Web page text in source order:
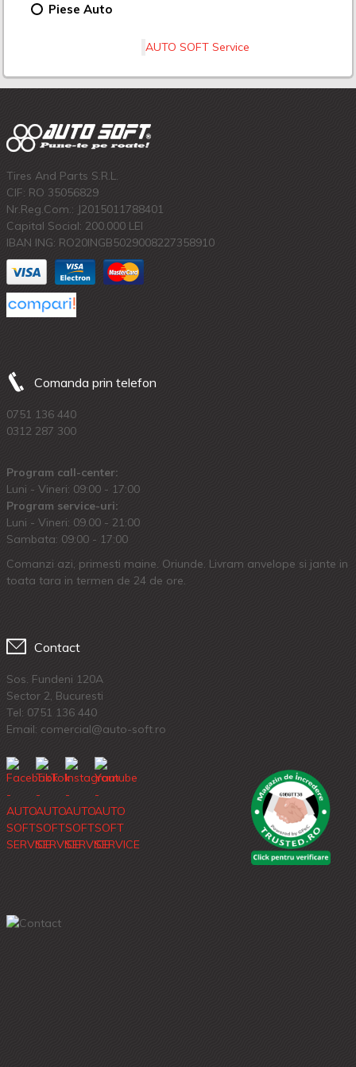
Piese Auto
AUTO SOFT Service
Tires And Parts S.R.L.
CIF: RO 35056829
Nr.Reg.Com.: J2015011788401
Capital Social: 200.000 LEI
IBAN ING: RO20INGB5029008227358910
Comanda prin telefon
0751 136 440
0312 287 300
Program call-center:
Luni - Vineri: 09:00 - 17:00
Program service-uri:
Luni - Vineri: 09.00 - 21:00
Sambata: 09:00 - 17:00
Comanzi azi, primesti maine. Oriunde. Livram anvelope si jante in
toata tara in termen de 24 de ore.
Contact
Sos. Fundeni 120A
Sector 2, Bucuresti
Tel: 0751 136 440
Email: comercial@auto-soft.ro